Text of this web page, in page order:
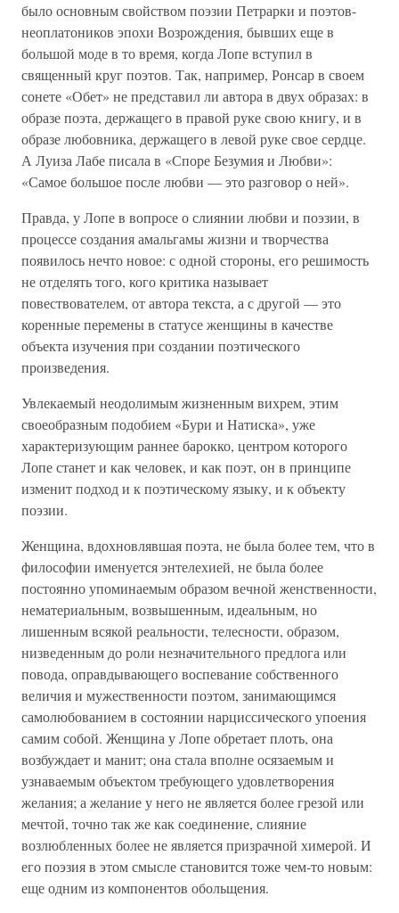
было основным свойством поэзии Петрарки и поэтов-
неоплатоников эпохи Возрождения, бывших еще в
большой моде в то время, когда Лопе вступил в
священный круг поэтов. Так, например, Ронсар в своем
сонете «Обет» не представил ли автора в двух образах: в
образе поэта, держащего в правой руке свою книгу, и в
образе любовника, держащего в левой руке свое сердце.
А Луиза Лабе писала в «Споре Безумия и Любви»:
«Самое большое после любви — это разговор о ней».
Правда, у Лопе в вопросе о слиянии любви и поэзии, в
процессе создания амальгамы жизни и творчества
появилось нечто новое: с одной стороны, его решимость
не отделять того, кого критика называет
повествователем, от автора текста, а с другой — это
коренные перемены в статусе женщины в качестве
объекта изучения при создании поэтического
произведения.
Увлекаемый неодолимым жизненным вихрем, этим
своеобразным подобием «Бури и Натиска», уже
характеризующим раннее барокко, центром которого
Лопе станет и как человек, и как поэт, он в принципе
изменит подход и к поэтическому языку, и к объекту
поэзии.
Женщина, вдохновлявшая поэта, не была более тем, что в
философии именуется энтелехией, не была более
постоянно упоминаемым образом вечной женственности,
нематериальным, возвышенным, идеальным, но
лишенным всякой реальности, телесности, образом,
низведенным до роли незначительного предлога или
повода, оправдывающего воспевание собственного
величия и мужественности поэтом, занимающимся
самолюбованием в состоянии нарциссического упоения
самим собой. Женщина у Лопе обретает плоть, она
возбуждает и манит; она стала вполне осязаемым и
узнаваемым объектом требующего удовлетворения
желания; а желание у него не является более грезой или
мечтой, точно так же как соединение, слияние
возлюбленных более не является призрачной химерой. И
его поэзия в этом смысле становится тоже чем-то новым:
еще одним из компонентов обольщения.